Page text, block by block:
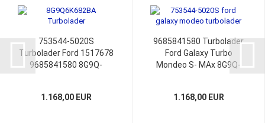
753544-5020S
Turbolader Ford 1517678
9685841580 8G9Q-
20
1.168,00 EUR
9685841580 Turbolader
Ford Galaxy Turbo
Mondeo S- MAx 8G9Q-
1.168,00 EUR